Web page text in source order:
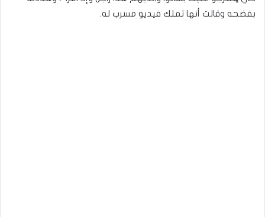
بفضحه وقالت أنها تملك فيديو مسرب له.